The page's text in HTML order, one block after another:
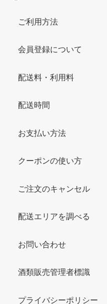
ご利用方法
会員登録について
配送料・利用料
配送時間
お支払い方法
クーポンの使い方
ご注文のキャンセル
配送エリアを調べる
お問い合わせ
酒類販売管理者標識
プライバシーポリシー